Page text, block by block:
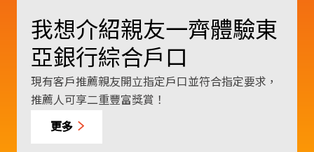
精進不休 追求卓越
秉持品牌承諾「活出每刻」，我們竭誠盡力，提升
我想介紹親友一齊體驗東
亞銀行綜合戶口
現有客戶推薦親友開立指定戶口並符合指定要求，
推薦人可享二重豐富獎賞！
更多
我想要周詳的財富管理方
案
SupremeGold顯卓理財的專業顧問團隊提供全方位
理財方案及個人化服務，結合流動理財的智能優
勢，助你輕鬆跨地域創富，邁向富足人生。
我想全面提升創富力
BEA GOAL結合存款、投資、保險同埋消費獎賞，
更多
我想我的手機銀行體驗 從
此不一樣
全新東亞手機銀行BEA Mobile配備簡易直接的介面
及全新功能，帶你刷新理財新高度，讓你體驗精簡
至極的手機理財！
東亞銀行×友邦香港
為你度身訂造保險方案 增值財富、全方位守護家人
更多
我想把握環球及大灣區的
新機遇
憑藉覆蓋大灣區的龐大網絡以及專業的業務團隊，
為你提供「跨境理財通（南向通）」服務，機遇本
地掌握。
我想足不出港開立內地賬
戶，享盡內地移動支付便
捷
戶，輕鬆透過香港手機綁定內地移動支付，兩地生
我想為未來作更好的籌劃
SupremeGold Private超卓的私人財富策劃，助你
更多